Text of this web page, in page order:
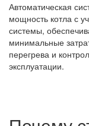
Автоматическая
мощность котла с
системы,
минимальные
перегрева и
эксплуатации.